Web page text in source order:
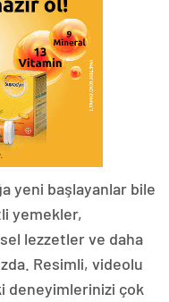
yeni başlayanlar bile
yemekler,
lezzetler ve daha
Resimli, videolu
çok